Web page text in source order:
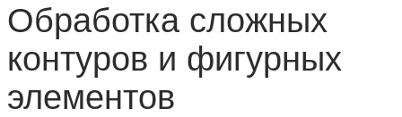
Обработка сложных
контуров и фигурных
элементов